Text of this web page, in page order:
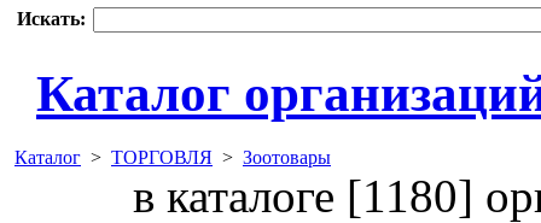
Искать:
Каталог
Каталог > ТОРГОВЛЯ > Зоотовары
в каталоге [1180]